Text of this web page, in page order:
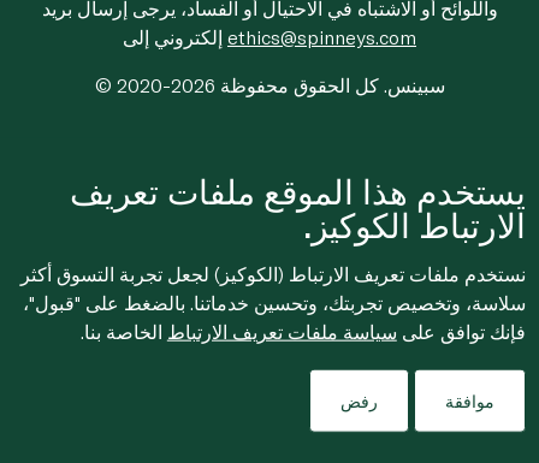
واللوائح أو الاشتباه في الاحتيال أو الفساد، يرجى إرسال بريد
ethics@spinneys.com
© 2020-2026 سبينس. كل الحقوق محفوظة
يستخدم هذا الموقع ملفات تعريف
الارتباط الكوكيز.
نستخدم ملفات تعريف الارتباط (الكوكيز) لجعل تجربة التسوق أكثر
سلاسة، وتخصيص تجربتك، وتحسين خدماتنا. بالضغط على "قبول"،
فإنك توافق على سياسة ملفات تعريف الارتباط الخاصة بنا.
موافقة رفض